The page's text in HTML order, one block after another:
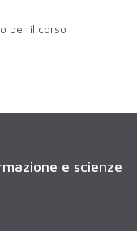
per il corso
e scienze